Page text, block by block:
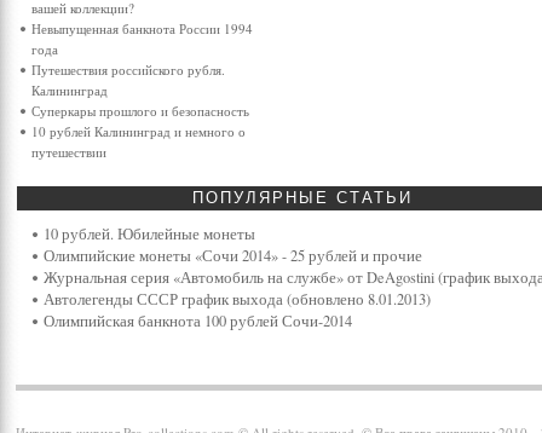
вашей коллекции?
Невыпущенная банкнота России 1994
года
Путешествия российского рубля.
Калининград
Суперкары прошлого и безопасность
10 рублей Калининград и немного о
путешествии
ПОПУЛЯРНЫЕ СТАТЬИ
10 рублей. Юбилейные монеты
Олимпийские монеты «Сочи 2014» - 25 рублей и прочие
Журнальная серия «Автомобиль на службе» от DeAgostini (график
Автолегенды СССР график выхода (обновлено 8.01.2013)
Олимпийская банкнота 100 рублей Сочи-2014